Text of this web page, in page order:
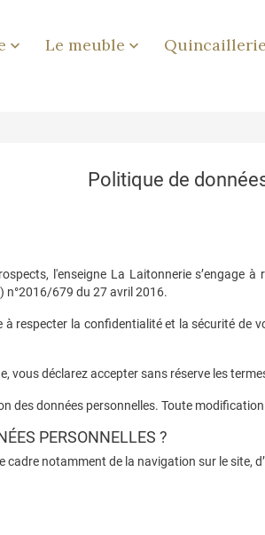
 Le meuble 
Politique de
l'enseigne La Laitonnerie s’engage
n°2016/679 du 27 avril 2016.
respecter la confidentialité et la sécurité
déclarez accepter sans réserve les
des données personnelles. Toute
PERSONNELLES ?
notamment de la navigation sur le site,